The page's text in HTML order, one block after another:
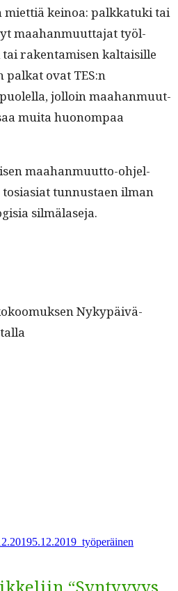
miet­tiä keinoa: palkkatu­ki tai
maa­han­muut­ta­jat työl­
rak­en­tamisen kaltaisille
ovat TES:n
jol­loin maa­han­muut­
mui­ta huonom­paa
maa­han­muut­to-ohjel­
tun­nus­taen ilman
silmälaseja.
Nykypäivä-
5.12.2019 työperäinen
“Syntyvyys